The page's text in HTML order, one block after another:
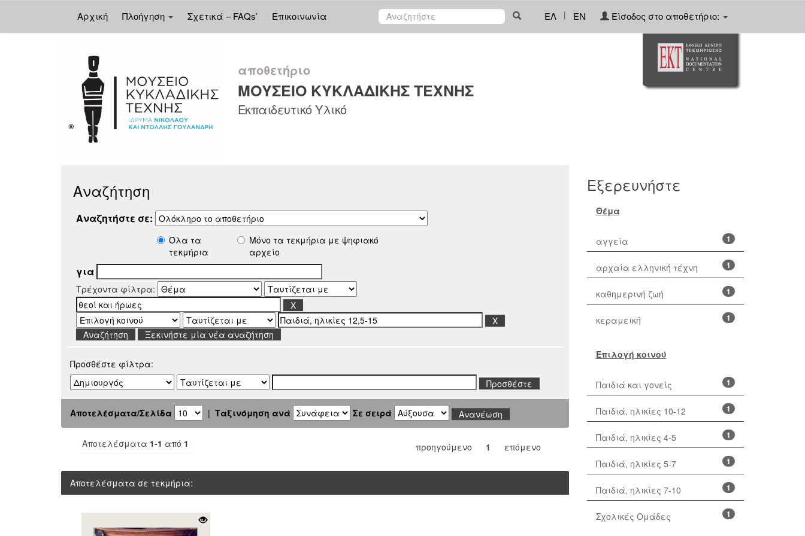
Αρχική Πλοήγηση Σχετικά – FAQs’ Επικοινωνία ΕΛ | EN Είσοδος στο αποθετήριο:
αποθετήριο
ΜΟΥΣΕΙΟ ΚΥΚΛΑΔΙΚΗΣ ΤΕΧΝΗΣ
Εκπαιδευτικό Υλικό
Αναζήτηση
Αναζητήστε σε:
Όλα τα
τεκμήρια
Μόνο τα τεκμήρια με ψηφιακό
αρχείο
για
Τρέχοντα φίλτρα:
Ξεκινήστε μία νέα αναζήτηση
Προσθέστε φίλτρα:
Αποτελέσματα/Σελίδα | Ταξινόμηση ανά Σε σειρά
Αποτελέσματα 1-1 από 1 προηγούμενο 1 επόμενο
Αποτελέσματα σε τεκμήρια:
Εξερευνήστε
Θέμα
1
αγγεία
1
αρχαία ελληνική τέχνη
1
καθημερινή ζωή
1
κεραμεική
Επιλογή κοινού
1
Παιδιά και γονείς
1
Παιδιά, ηλικίες 10-12
1
Παιδιά, ηλικίες 4-5
1
Παιδιά, ηλικίες 5-7
1
Παιδιά, ηλικίες 7-10
1
Σχολικές Ομάδες